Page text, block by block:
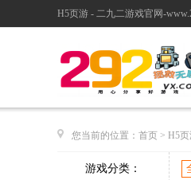
H5页游 - 二九二游戏官网-
您当前的位置： 首页 > H5
游戏分类：